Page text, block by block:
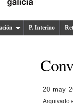
P. Interino
20 may
Arquivado